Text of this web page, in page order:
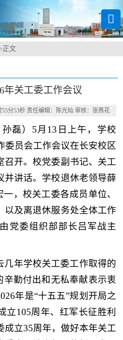
正文
年关工委工作会议
55分53秒 责任编辑：陈光灿 审核：张燕花
磊） 5月13日上午，学校
委员会工作会议在长安校区
召开。校党委副书记、关工
并讲话。学校退休老领导薛
，校关工委各成员单位、
以及离退休服务处全体工作
党委组织部部长吕军战主
几年学校关工委工作取得的
辛勤付出和无私奉献表示衷
年是“十五五”规划开局之
立105周年、红军长征胜利
成立35周年，做好本年关工